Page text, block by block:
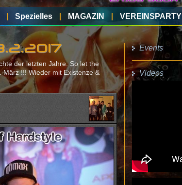
Spezielles MAGAZIN VEREINSPARTY
der letzten Jahre. So let the
März !!! Wieder mit Existenze &
Events
Videos